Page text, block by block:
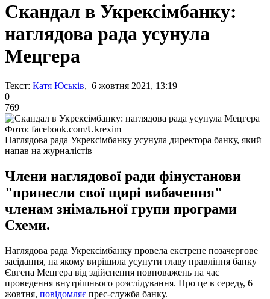
Скандал в Укрексімбанку:
наглядова рада усунула
Мецгера
Текст: Катя Юськів, 6 жовтня 2021, 13:19
0
769
Фото: facebook.com/Ukrexim
Наглядова рада Укрексімбанку усунула директора банку, який
напав на журналістів
Члени наглядової ради фінустанови
"принесли свої щирі вибачення"
членам знімальної групи програми
Схеми.
Наглядова рада Укрексімбанку провела екстрене позачергове
засідання, на якому вирішила усунути главу правління банку
Євгена Мецгера від здійснення повноважень на час
проведення внутрішнього розслідування. Про це в середу, 6
жовтня, повідомляє прес-служба банку.